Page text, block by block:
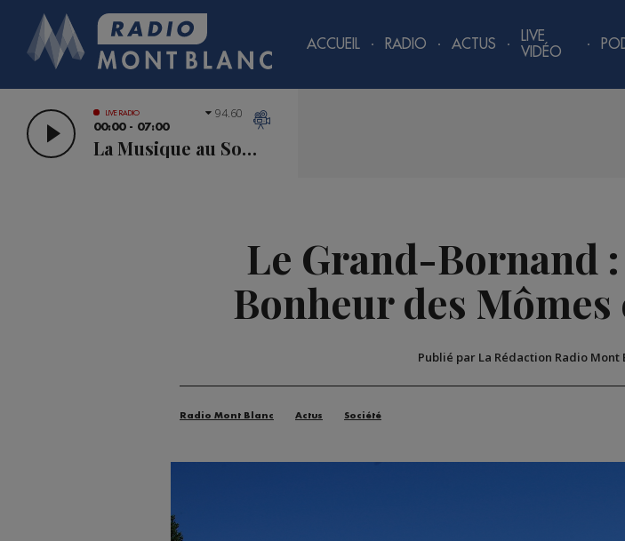
ACCUEIL RADIO ACTUS
LIVE
VIDÉO
LIVE RADIO
00:00 - 07:00
La Musique au Sommet
94.60
Le Grand-Bornand
Bonheur des
Publié par La Rédaction Radio Mont
Radio Mont Blanc Actus Société